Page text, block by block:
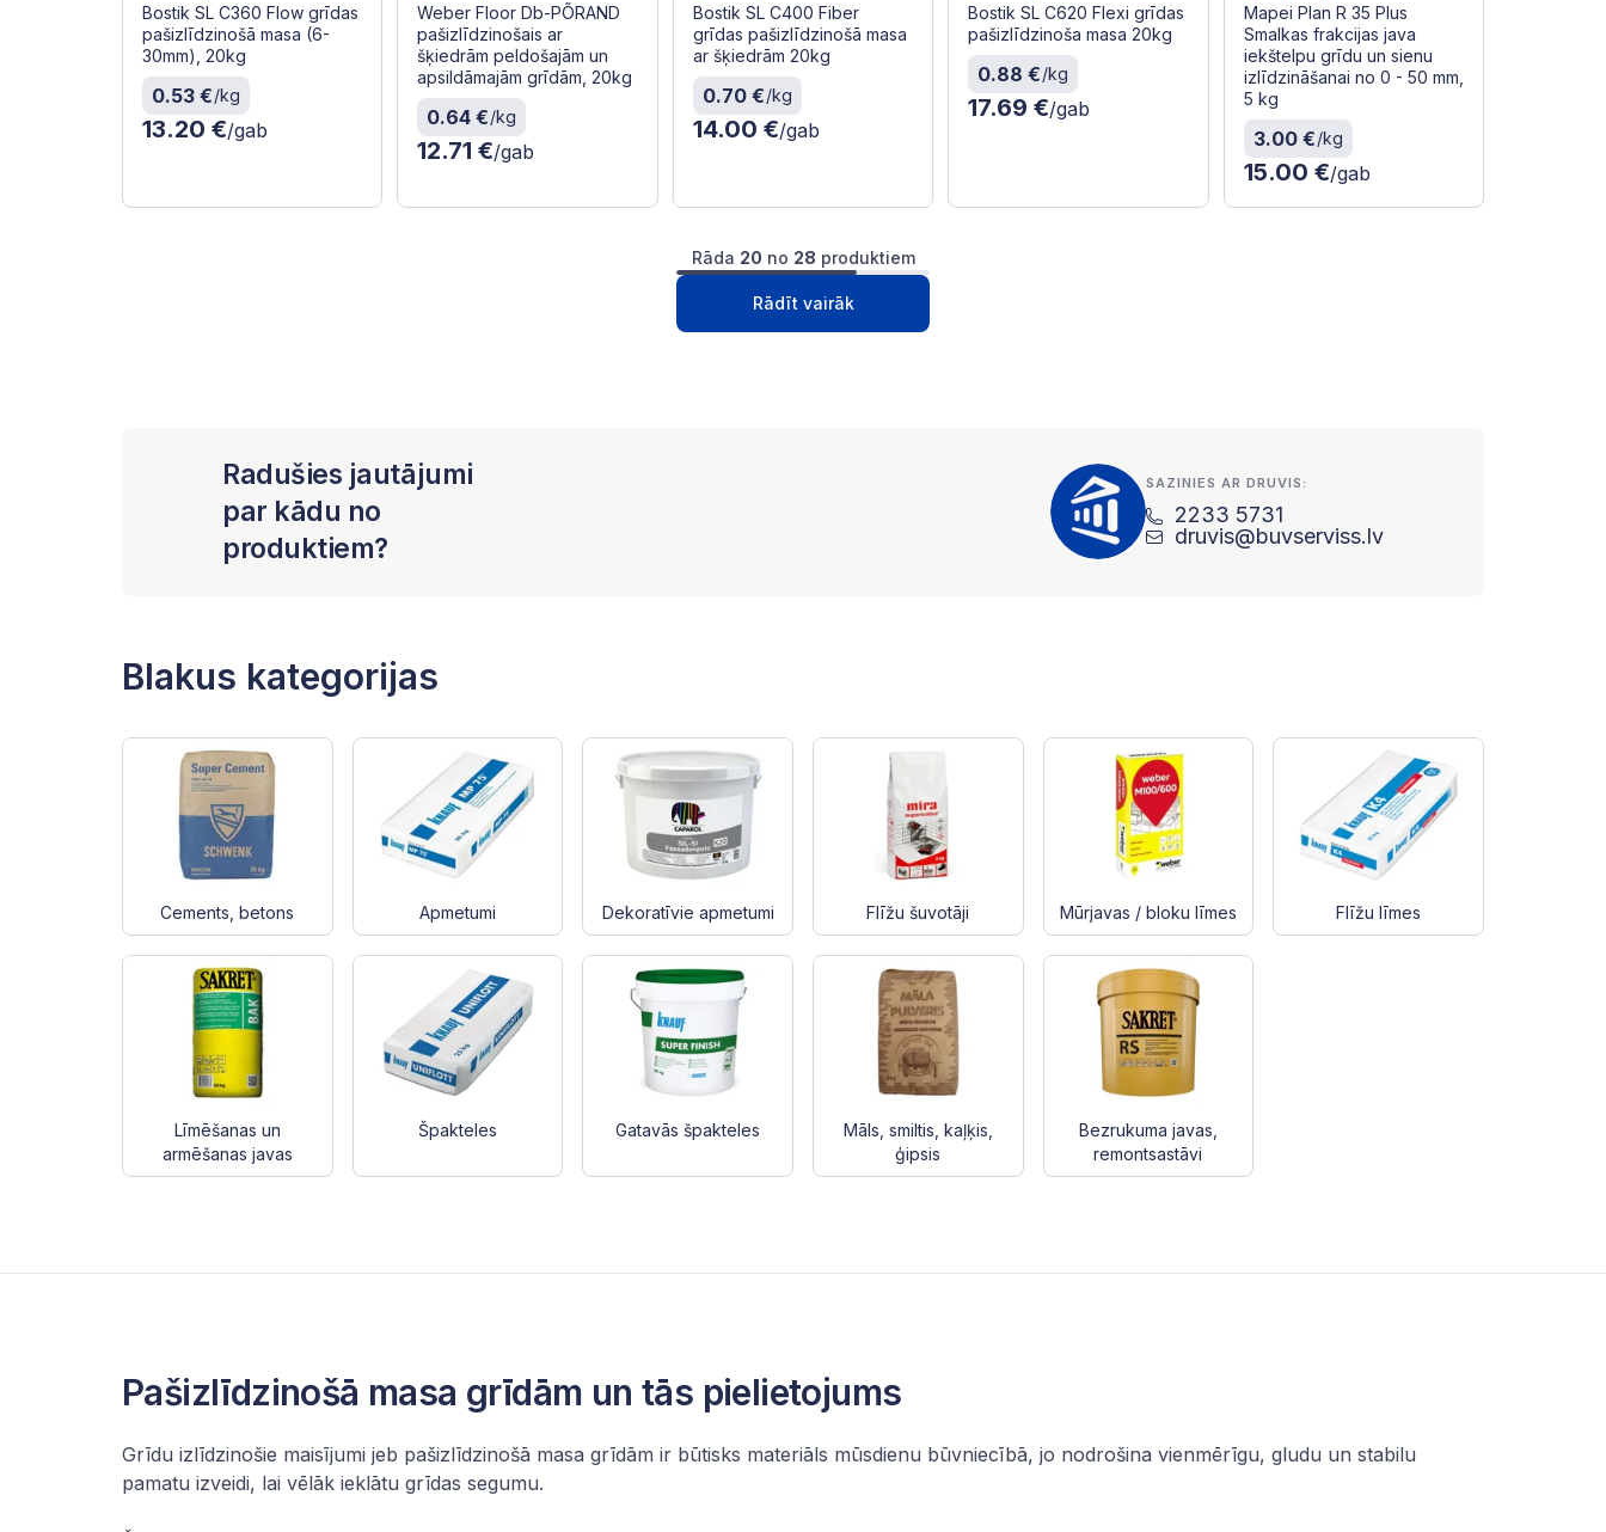
Bostik SL C360 Flow grīdas
pašizlīdzinošā masa (6-
30mm), 20kg
0.53 €/kg
13.20 €/gab
Weber Floor Db-PÕRAND
pašizlīdzinošais ar
šķiedrām peldošajām un
apsildāmajām grīdām, 20kg
0.64 €/kg
12.71 €/gab
Bostik SL C400 Fiber
grīdas pašizlīdzinošā masa
ar šķiedrām 20kg
0.70 €/kg
14.00 €/gab
Bostik SL C620 Flexi grīdas
pašizlīdzinoša masa 20kg
0.88 €/kg
17.69 €/gab
Mapei Plan R 35 Plus
Smalkas frakcijas java
iekštelpu grīdu un sienu
izlīdzināšanai no 0 - 50 mm,
5 kg
3.00 €/kg
15.00 €/gab
Rāda 20 no 28 produktiem
Rādīt vairāk
1 2 Nākošā
Radušies jautājumi
par kādu no
produktiem?
SAZINIES AR DRUVIS:
2233 5731
druvis@buvserviss.lv
Blakus kategorijas
Cements, betons Apmetumi Dekoratīvie apmetumi Flīžu šuvotāji Mūrjavas / bloku līmes Flīžu līmes
Līmēšanas un
armēšanas javas
Špakteles Gatavās špakteles
Māls, smiltis, kaļķis,
ģipsis
Bezrukuma javas,
remontsastāvi
Pašizlīdzinošā masa grīdām un tās pielietojums
Grīdu izlīdzinošie maisījumi jeb pašizlīdzinošā masa grīdām ir būtisks materiāls mūsdienu būvniecībā, jo nodrošina vienmērīgu, gludu un stabilu
pamatu izveidi, lai vēlāk ieklātu grīdas segumu.